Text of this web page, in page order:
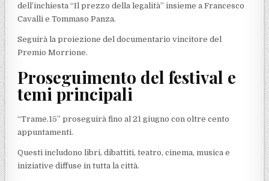
dell’inchiesta “Il prezzo della legalità” insieme a Francesco
Cavalli e Tommaso Panza.
Seguirà la proiezione del documentario vincitore del
Premio Morrione.
Proseguimento del festival e
temi principali
“Trame.15” proseguirà fino al 21 giugno con oltre cento
appuntamenti.
Questi includono libri, dibattiti, teatro, cinema, musica e
iniziative diffuse in tutta la città.